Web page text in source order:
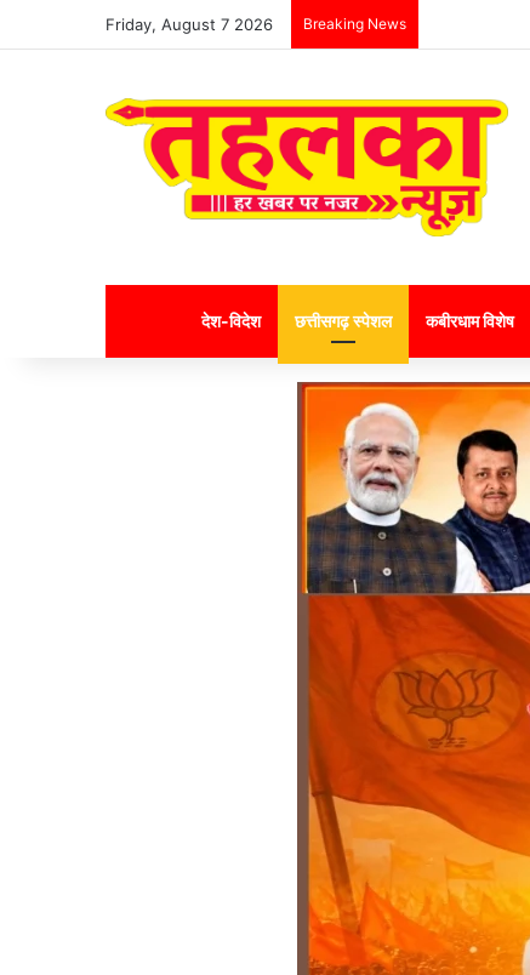
Friday, August 7 2026 Breaking News
Homeदेश-विदेश छत्तीसगढ़ स्पेशल कबीरधाम विशेष